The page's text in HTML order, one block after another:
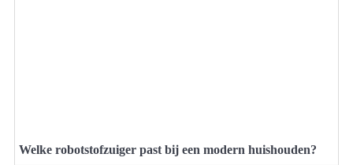
Welke robotstofzuiger past bij een modern huishouden?